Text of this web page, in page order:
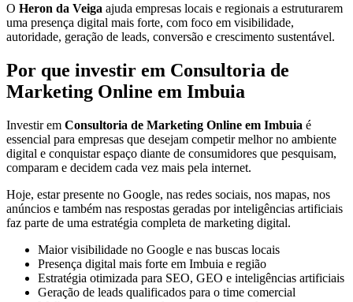
O Heron da Veiga ajuda empresas locais e regionais a estruturarem
uma presença digital mais forte, com foco em visibilidade,
autoridade, geração de leads, conversão e crescimento sustentável.
Por que investir em Consultoria de
Marketing Online em Imbuia
Investir em Consultoria de Marketing Online em Imbuia é
essencial para empresas que desejam competir melhor no ambiente
digital e conquistar espaço diante de consumidores que pesquisam,
comparam e decidem cada vez mais pela internet.
Hoje, estar presente no Google, nas redes sociais, nos mapas, nos
anúncios e também nas respostas geradas por inteligências artificiais
faz parte de uma estratégia completa de marketing digital.
Maior visibilidade no Google e nas buscas locais
Presença digital mais forte em Imbuia e região
Estratégia otimizada para SEO, GEO e inteligências artificiais
Geração de leads qualificados para o time comercial